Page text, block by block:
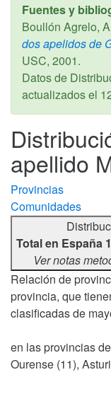
Fuentes y
Boullón Agrelo,
dos apelidos de
USC, 2001.
Datos de
actualizados el
apellido
Provincias
Comunidades
Total en España
Ver notas
Relación de
provincia, que
clasificadas de
en las provincias
Ourense (11),